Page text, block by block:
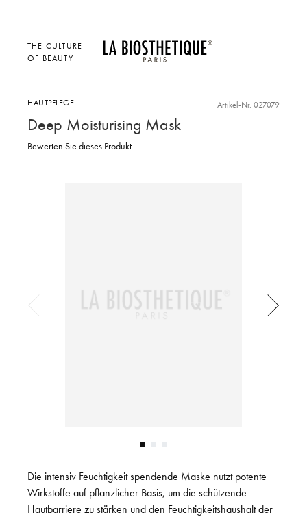
THE CULTURE
OF BEAUTY
HAUTPFLEGE Artikel-Nr. 027079
Deep Moisturising Mask
Bewerten Sie dieses Produkt
Die intensiv Feuchtigkeit spendende Maske nutzt potente
Wirkstoffe auf pflanzlicher Basis, um die schützende
Hautbarriere zu stärken und den Feuchtigkeitshaushalt der